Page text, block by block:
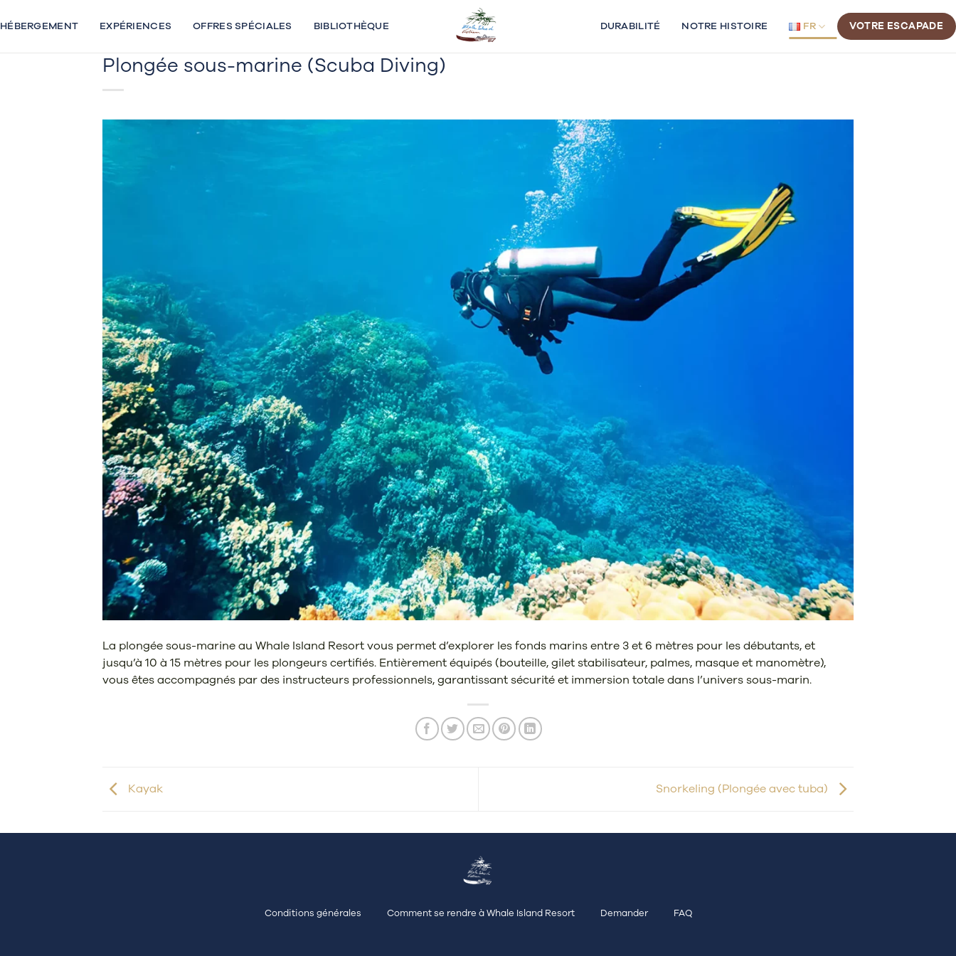
au
HÉBERGEMENT EXPÉRIENCES OFFRES SPÉCIALES BIBLIOTHÈQUE DURABILITÉ NOTRE HISTOIRE FR VOTRE ESCAPADE
Plongée sous-marine (Scuba Diving)
La plongée sous-marine au Whale Island Resort vous permet d’explorer les fonds marins entre 3 et 6 mètres pour les débutants, et
jusqu’à 10 à 15 mètres pour les plongeurs certifiés. Entièrement équipés (bouteille, gilet stabilisateur, palmes, masque et manomètre),
vous êtes accompagnés par des instructeurs professionnels, garantissant sécurité et immersion totale dans l’univers sous-marin.
Kayak Snorkeling (Plongée avec tuba)
Conditions générales Comment se rendre à Whale Island Resort Demander FAQ